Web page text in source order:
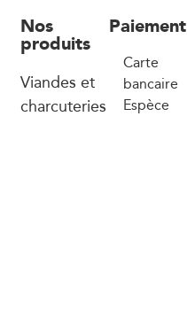
Nos
produits
Viandes et
charcuteries
Paiement
Carte
bancaire
Espèce